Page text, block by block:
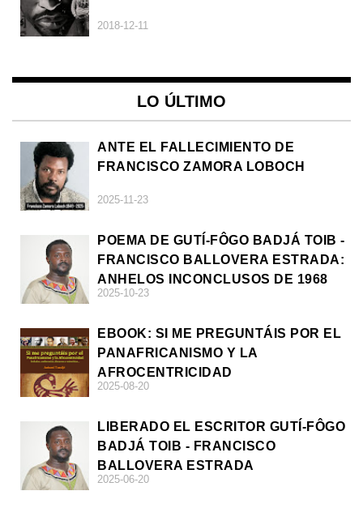
2018-12-11
LO ÚLTIMO
ANTE EL FALLECIMIENTO DE
FRANCISCO ZAMORA LOBOCH
2025-11-23
POEMA DE GUTÍ-FÔGO BADJÁ TOIB -
FRANCISCO BALLOVERA ESTRADA:
ANHELOS INCONCLUSOS DE 1968
2025-10-23
EBOOK: SI ME PREGUNTÁIS POR EL
PANAFRICANISMO Y LA
AFROCENTRICIDAD
2025-08-20
LIBERADO EL ESCRITOR GUTÍ-FÔGO
BADJÁ TOIB - FRANCISCO
BALLOVERA ESTRADA
2025-06-20